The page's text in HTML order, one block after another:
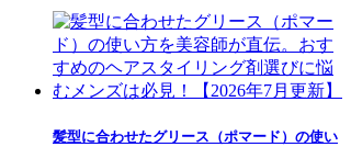
髪型に合わせたグリース（ポマード）の使い